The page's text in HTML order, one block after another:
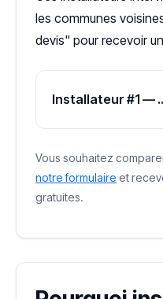
les communes
devis" pour recevoir
Installateur
Vous souhaitez
notre formulaire et
gratuites.